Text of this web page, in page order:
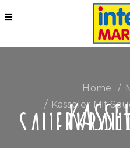
Home
Kasseler Mit